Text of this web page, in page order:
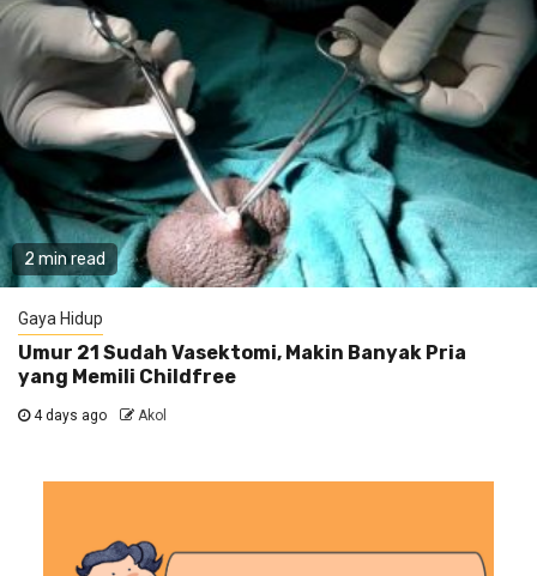
2 min read
Gaya Hidup
Umur 21 Sudah Vasektomi, Makin Banyak Pria
yang Memili Childfree
4 days ago Akol